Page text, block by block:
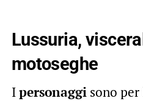
Lussuria,
motoseghe
Ipersonaggisono per